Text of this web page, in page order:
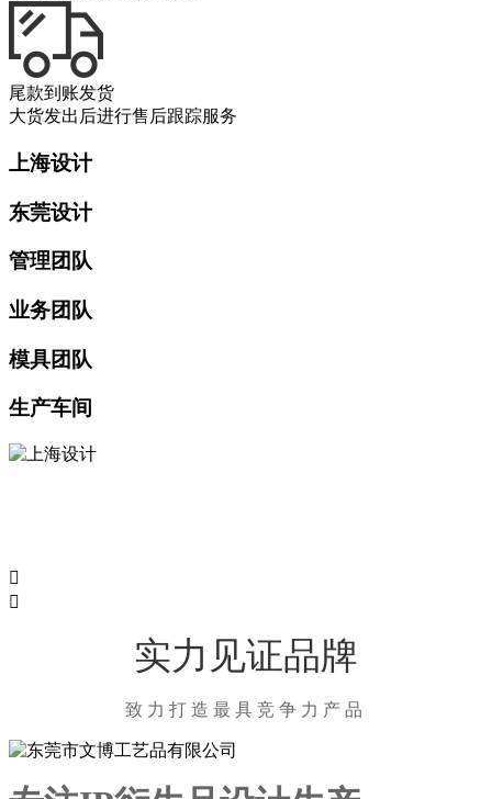
尾款到账发货
大货发出后进行售后跟踪服务
上海设计
东莞设计
管理团队
业务团队
模具团队
生产车间


实力见证品牌
致力打造最具竞争力产品